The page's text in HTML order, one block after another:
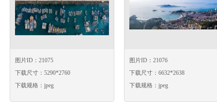
图片ID：21075
下载尺寸：5290*2760
下载规格：jpeg
图片ID：21076
下载尺寸：6632*2638
下载规格：jpeg